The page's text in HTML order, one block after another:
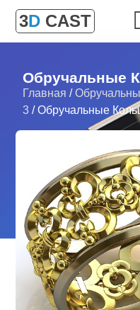
3D CAST
Обручальные
Главная /
3 / Обручальные